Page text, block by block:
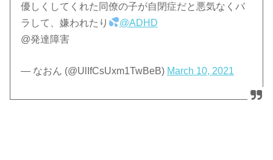
優しくしてくれた同僚の子が自閉症だと悪気なくバ
ラして、嫌われたり
@ADHD
@発達障害
— なおん (@UlIfCsUxm1TwBeB) March 10, 2021